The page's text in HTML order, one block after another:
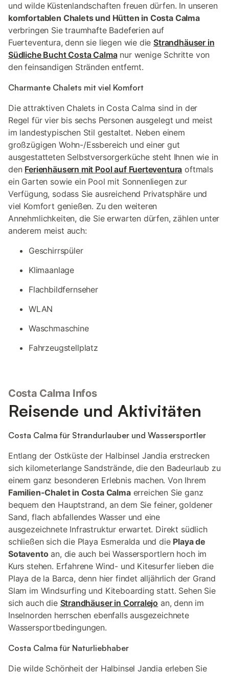
und wilde Küstenlandschaften freuen dürfen. In unseren
komfortablen Chalets und Hütten in Costa Calma
verbringen Sie traumhafte Badeferien auf
Fuerteventura, denn sie liegen wie die Strandhäuser in
Südliche Bucht Costa Calmanur wenige Schritte von
den feinsandigen Stränden entfernt.
Charmante Chalets mit viel Komfort
Die attraktiven Chalets in Costa Calma sind in der
Regel für vier bis sechs Personen ausgelegt und meist
im landestypischen Stil gestaltet. Neben einem
großzügigen Wohn-/Essbereich und einer gut
ausgestatteten Selbstversorgerküche steht Ihnen wie in
den Ferienhäusern mit Pool auf Fuerteventura oftmals
ein Garten sowie ein Pool mit Sonnenliegen zur
Verfügung, sodass Sie ausreichend Privatsphäre und
viel Komfort genießen. Zu den weiteren
Annehmlichkeiten, die Sie erwarten dürfen, zählen unter
anderem meist auch:
Geschirrspüler
Klimaanlage
Flachbildfernseher
WLAN
Waschmaschine
Fahrzeugstellplatz
Costa Calma Infos
Reisende und Aktivitäten
Costa Calma für Strandurlauber und Wassersportler
Entlang der Ostküste der Halbinsel Jandia erstrecken
sich kilometerlange Sandstrände, die den Badeurlaub zu
einem ganz besonderen Erlebnis machen. Von Ihrem
Familien-Chalet in Costa Calmaerreichen Sie ganz
bequem den Hauptstrand, an dem Sie feiner, goldener
Sand, flach abfallendes Wasser und eine
ausgezeichnete Infrastruktur erwartet. Direkt südlich
schließen sich die Playa Esmeralda und die Playa de
Sotaventoan, die auch bei Wassersportlern hoch im
Kurs stehen. Erfahrene Wind- und Kitesurfer lieben die
Playa de la Barca, denn hier findet alljährlich der Grand
Slam im Windsurfing und Kiteboarding statt. Sehen Sie
sich auch die Strandhäuser in Corralejo an, denn im
Inselnorden herrschen ebenfalls ausgezeichnete
Wassersportbedingungen.
Costa Calma für Naturliebhaber
Die wilde Schönheit der Halbinsel Jandia erleben Sie